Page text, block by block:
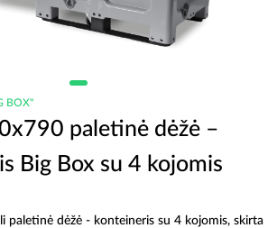
BOX"
paletinė dėžė –
Big Box su 4 kojomis
paletinė dėžė - konteineris su 4 kojomis, skirta